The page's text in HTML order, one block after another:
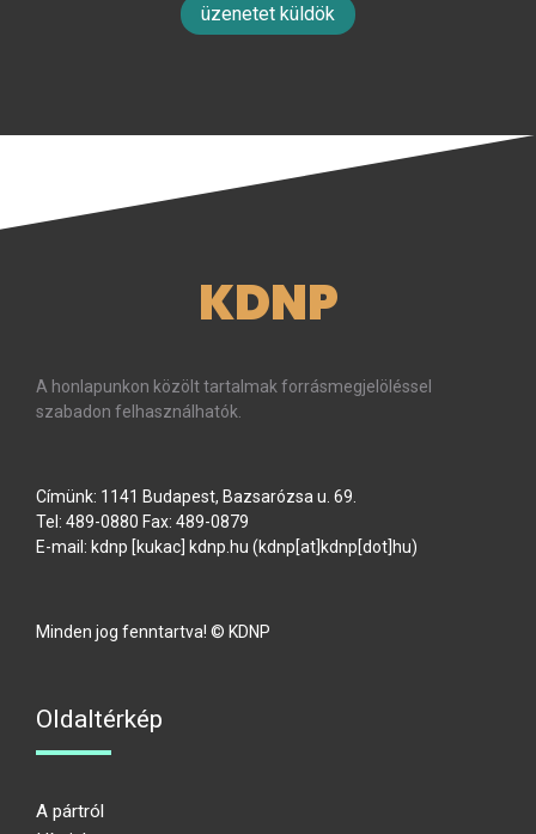
üzenetet küldök
KDNP
A honlapunkon közölt tartalmak forrásmegjelöléssel
szabadon felhasználhatók.
Címünk: 1141 Budapest, Bazsarózsa u. 69.
Tel: 489-0880 Fax: 489-0879
E-mail: kdnp [kukac] kdnp hu (kdnp[at]kdnp[dot]hu)
Minden jog fenntartva! © KDNP
Oldaltérkép
A pártról